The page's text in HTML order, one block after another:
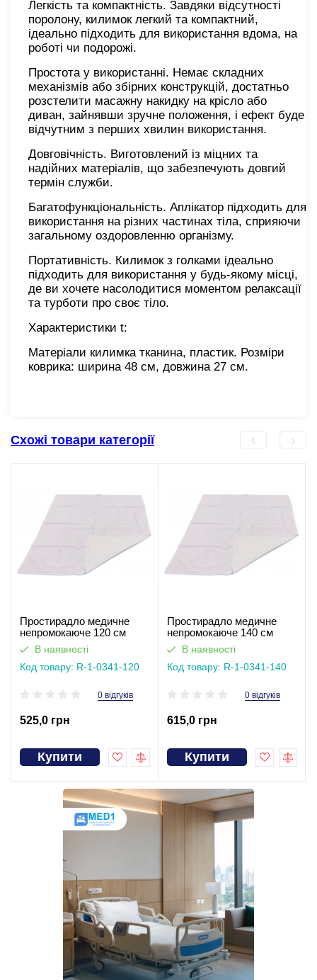
Легкість та компактність. Завдяки відсутності
поролону, килимок легкий та компактний,
ідеально підходить для використання вдома, на
роботі чи подорожі.
Простота у використанні. Немає складних
механізмів або збірних конструкцій, достатньо
розстелити масажну накидку на крісло або
диван, зайнявши зручне положення, і ефект буде
відчутним з перших хвилин використання.
Довговічність. Виготовлений із міцних та
надійних матеріалів, що забезпечують довгий
термін служби.
Багатофункціональність. Аплікатор підходить для
використання на різних частинах тіла, сприяючи
загальному оздоровленню організму.
Портативність. Килимок з голками ідеально
підходить для використання у будь-якому місці,
де ви хочете насолодитися моментом релаксації
та турботи про своє тіло.
Характеристики t:
Матеріали килимка тканина, пластик. Розміри
коврика: ширина 48 см, довжина 27 см.
Схожі товари категорії
Простирадло медичне
непромокаюче 120 см
В наявності
Код товару: R-1-0341-120
0 відгуків
525,0 грн
Купити
Простирадло медичне
непромокаюче 140 см
В наявності
Код товару: R-1-0341-140
0 відгуків
615,0 грн
Купити